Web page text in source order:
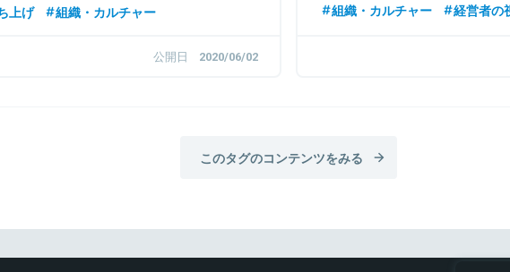
上げ
組織・カルチャー
公開日 2020/06/02
組織・カルチャー 経営者の
このタグのコンテンツをみる